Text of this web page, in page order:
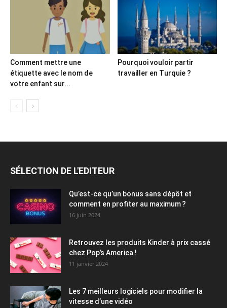
Comment mettre une
étiquette avec le nom de
votre enfant sur...
Pourquoi vouloir partir
travailler en Turquie ?
SÉLECTION DE L'EDITEUR
Qu’est-ce qu’un bonus sans dépôt et
comment en profiter au maximum ?
16 juin 2024
Retrouvez les produits Kinder à prix cassé
chez Pop’s America !
11 janvier 2024
Les 7 meilleurs logiciels pour modifier la
vitesse d’une vidéo